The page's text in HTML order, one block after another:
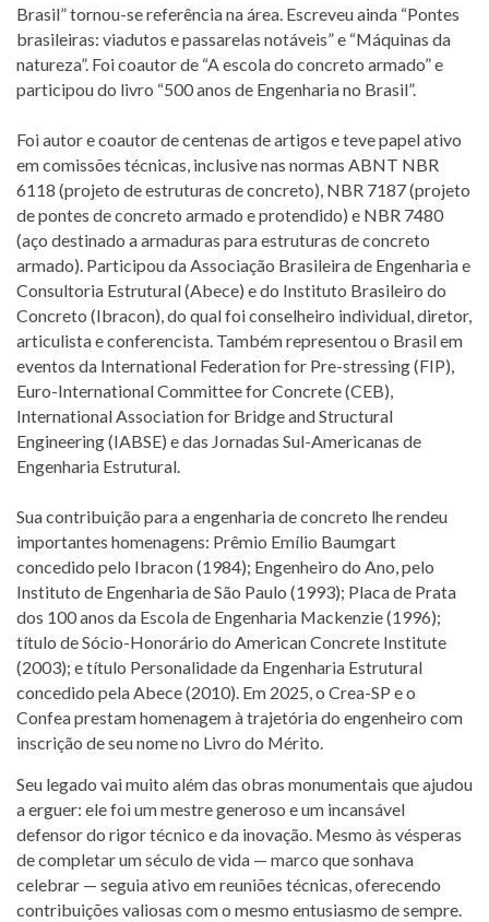
Brasil” tornou-se referência na área. Escreveu ainda “Pontes
brasileiras: viadutos e passarelas notáveis” e “Máquinas da
natureza”. Foi coautor de “A escola do concreto armado” e
participou do livro “500 anos de Engenharia no Brasil”.
Foi autor e coautor de centenas de artigos e teve papel ativo
em comissões técnicas, inclusive nas normas ABNT NBR
6118 (projeto de estruturas de concreto), NBR 7187 (projeto
de pontes de concreto armado e protendido) e NBR 7480
(aço destinado a armaduras para estruturas de concreto
armado). Participou da Associação Brasileira de Engenharia e
Consultoria Estrutural (Abece) e do Instituto Brasileiro do
Concreto (Ibracon), do qual foi conselheiro individual, diretor,
articulista e conferencista. Também representou o Brasil em
eventos da International Federation for Pre-stressing (FIP),
Euro-International Committee for Concrete (CEB),
International Association for Bridge and Structural
Engineering (IABSE) e das Jornadas Sul-Americanas de
Engenharia Estrutural.
Sua contribuição para a engenharia de concreto lhe rendeu
importantes homenagens: Prêmio Emílio Baumgart
concedido pelo Ibracon (1984); Engenheiro do Ano, pelo
Instituto de Engenharia de São Paulo (1993); Placa de Prata
dos 100 anos da Escola de Engenharia Mackenzie (1996);
título de Sócio-Honorário do American Concrete Institute
(2003); e título Personalidade da Engenharia Estrutural
concedido pela Abece (2010). Em 2025, o Crea-SP e o
Confea prestam homenagem à trajetória do engenheiro com
inscrição de seu nome no Livro do Mérito.
Seu legado vai muito além das obras monumentais que ajudou
a erguer: ele foi um mestre generoso e um incansável
defensor do rigor técnico e da inovação. Mesmo às vésperas
de completar um século de vida — marco que sonhava
celebrar — seguia ativo em reuniões técnicas, oferecendo
contribuições valiosas com o mesmo entusiasmo de sempre.